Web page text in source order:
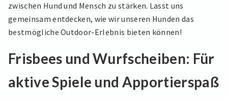
zwischen Hund und Mensch zu stärken. Lasst uns
gemeinsam entdecken, wie wir unseren Hunden das
bestmögliche Outdoor-Erlebnis bieten können!
Frisbees und Wurfscheiben: Für
aktive Spiele und Apportierspaß